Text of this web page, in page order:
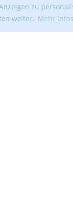
zu
weiter. Mehr Infos